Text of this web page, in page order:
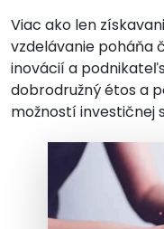
Viac ako len
vzdelávanie poháňa
inovácií a
dobrodružný étos a
možností investičnej